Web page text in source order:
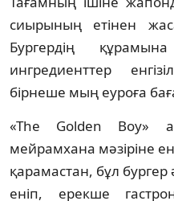
сиырының етінен
Бургердің
ингредиенттер
бірнеше мың еуроға
«The Golden Boy»
мейрамхана мәзіріне
қарамастан, бұл бургер
еніп, ерекше